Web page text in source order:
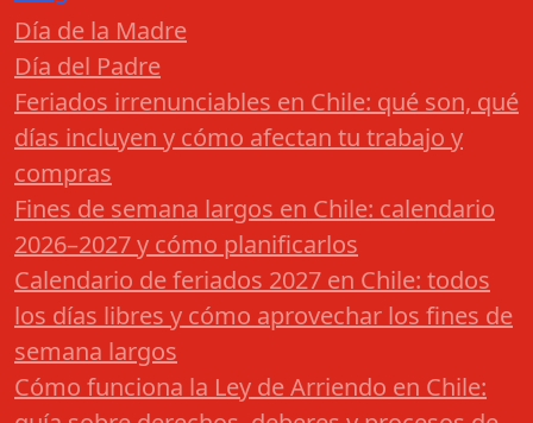
Día de la Madre
Día del Padre
Feriados irrenunciables en Chile: qué son, qué
días incluyen y cómo afectan tu trabajo y
compras
Fines de semana largos en Chile: calendario
2026–2027 y cómo planificarlos
Calendario de feriados 2027 en Chile: todos
los días libres y cómo aprovechar los fines de
semana largos
Cómo funciona la Ley de Arriendo en Chile: